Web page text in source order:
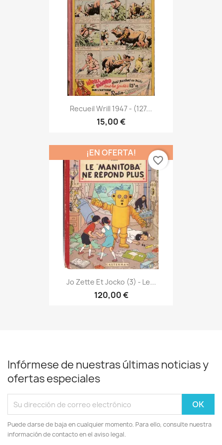
Recueil Wrill 1947 - (127...
15,00 €
Jo Zette Et Jocko (3) - Le...
120,00 €
¡EN OFERTA!
favorite_border
Infórmese de nuestras últimas noticias y
ofertas especiales
Puede darse de baja en cualquier momento. Para ello, consulte nuestra
información de contacto en el aviso legal.